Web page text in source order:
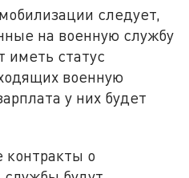
следует,
на военную службу
иметь статус
военную
у них будет
о